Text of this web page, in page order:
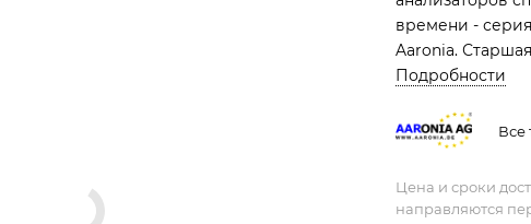
времени - серия
Aaronia.
6 предлагает
(RTBW) 2x44
идеальным
Подробности
Все
Цена и сроки
направляются